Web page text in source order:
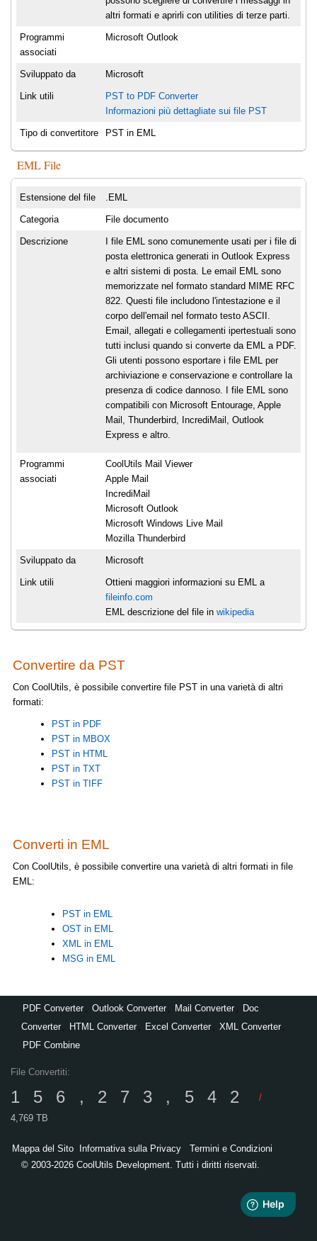
altri formati e aprirli con utilities di terze parti.
Programmi
associati
Microsoft Outlook
Sviluppato da Microsoft
Link utili
PST to PDF Converter
Informazioni più dettagliate sui file PST
Tipo di convertitore PST in EML
EML File
Estensione del file .EML
Categoria File documento
Descrizione
I file EML sono comunemente usati per i file di
posta elettronica generati in Outlook Express
e altri sistemi di posta. Le email EML sono
memorizzate nel formato standard MIME RFC
822. Questi file includono l'intestazione e il
corpo dell'email nel formato testo ASCII.
Email, allegati e collegamenti ipertestuali sono
tutti inclusi quando si converte da EML a PDF.
Gli utenti possono esportare i file EML per
archiviazione e conservazione e controllare la
presenza di codice dannoso. I file EML sono
compatibili con Microsoft Entourage, Apple
Mail, Thunderbird, IncrediMail, Outlook
Express e altro.
Programmi
associati
CoolUtils Mail Viewer
Apple Mail
IncrediMail
Microsoft Outlook
Microsoft Windows Live Mail
Mozilla Thunderbird
Sviluppato da Microsoft
Link utili
Ottieni maggiori informazioni su EML a
fileinfo.com
EML descrizione del file in wikipedia
Convertire da PST
Con CoolUtils, è possibile convertire file PST in una varietà di altri
formati:
PST in PDF
PST in MBOX
PST in HTML
PST in TXT
PST in TIFF
Converti in EML
Con CoolUtils, è possibile convertire una varietà di altri formati in file
EML:
PST in EML
OST in EML
XML in EML
MSG in EML
PDF Converter Outlook Converter Mail Converter
Doc
Converter
HTML Converter Excel Converter XML Converter
PDF Combine
File Convertiti:
156,273,542
/
4,769 TB
Mappa del Sito Informativa sulla Privacy
Termini e Condizioni
© 2003-2026 CoolUtils Development. Tutti i diritti riservati.